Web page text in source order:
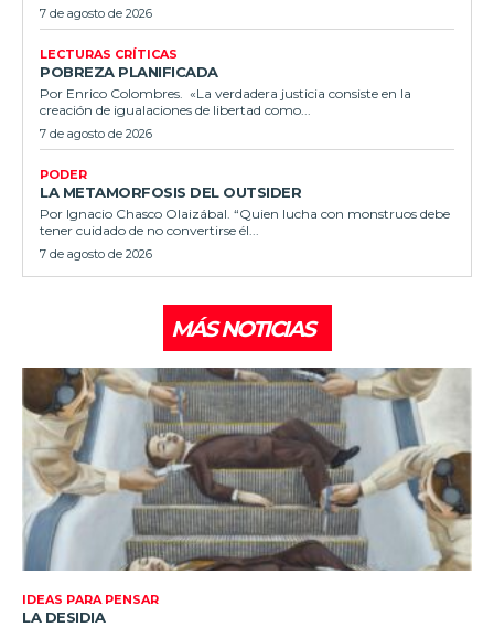
7 de agosto de 2026
LECTURAS CRÍTICAS
POBREZA PLANIFICADA
Por Enrico Colombres. «La verdadera justicia consiste en la
creación de igualaciones de libertad como...
7 de agosto de 2026
PODER
LA METAMORFOSIS DEL OUTSIDER
Por Ignacio Chasco Olaizábal. “Quien lucha con monstruos debe
tener cuidado de no convertirse él...
7 de agosto de 2026
MÁS NOTICIAS
IDEAS PARA PENSAR
LA DESIDIA